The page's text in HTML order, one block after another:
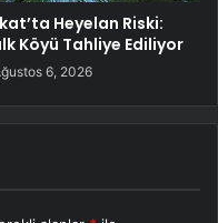
Heyelan Riski:
Köyü Tahliye Ediliyor
6, 2026